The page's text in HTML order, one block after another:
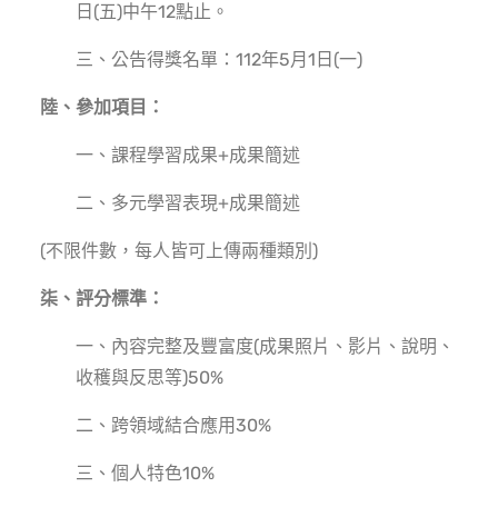
日(五)中午12點止。
三、公告得獎名單：112年5月1日(一)
陸、參加項目：
一、課程學習成果+成果簡述
二、多元學習表現+成果簡述
(不限件數，每人皆可上傳兩種類別)
柒、評分標準：
一、內容完整及豐富度(成果照片、影片、說明、
收穫與反思等)50%
二、跨領域結合應用30%
三、個人特色10%